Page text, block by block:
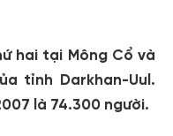
hai tại Mông Cổ và
tỉnh Darkhan-Uul.
là 74.300 người.